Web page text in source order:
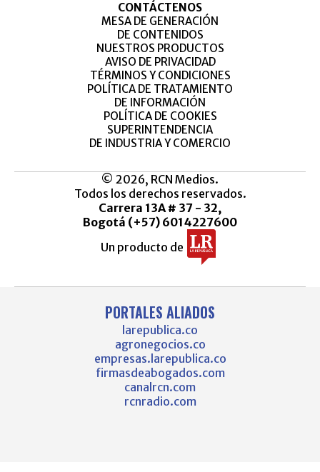
CONTÁCTENOS
MESA DE GENERACIÓN
DE CONTENIDOS
NUESTROS PRODUCTOS
AVISO DE PRIVACIDAD
TÉRMINOS Y CONDICIONES
POLÍTICA DE TRATAMIENTO
DE INFORMACIÓN
POLÍTICA DE COOKIES
SUPERINTENDENCIA
DE INDUSTRIA Y COMERCIO
© 2026, RCN Medios.
Todos los derechos reservados.
Carrera 13A # 37 - 32,
Bogotá (+57) 6014227600
Un producto de
PORTALES ALIADOS
larepublica.co
agronegocios.co
empresas.larepublica.co
firmasdeabogados.com
canalrcn.com
rcnradio.com